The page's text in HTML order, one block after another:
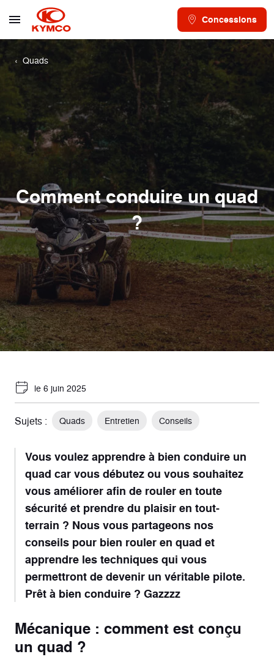
Concessions
Quads
Comment conduire un quad
?
le 6 juin 2025
Sujets : Quads Entretien Conseils
Vous voulez apprendre à bien conduire un
quad car vous débutez ou vous souhaitez
vous améliorer afin de rouler en toute
sécurité et prendre du plaisir en tout-
terrain ? Nous vous partageons nos
conseils pour bien rouler en quad et
apprendre les techniques qui vous
permettront de devenir un véritable pilote.
Prêt à bien conduire ? Gazzzz
Mécanique : comment est conçu
un quad ?